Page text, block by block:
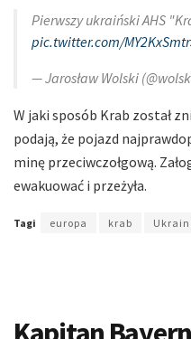
Pierwszy ukraiński AHS
pic.twitter.com/
— Jarosław Wolski
W jaki sposób Krab został
podają, że pojazd
minę przeciwczołgową.
ewakuować i przeżyła.
Tagi europa krab